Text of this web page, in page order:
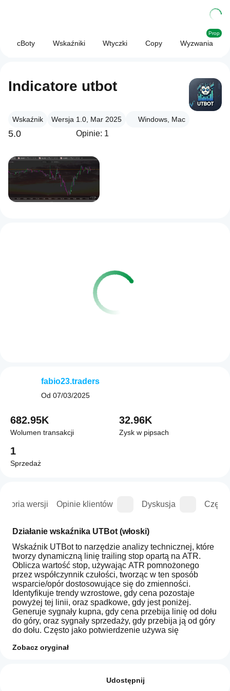
cBoty Wskaźniki Wtyczki Copy Wyzwania
Prop
Indicatore utbot
Wskaźnik Wersja 1.0, Mar 2025 Windows, Mac
5.0 Opinie: 1
wersji Opinie klientów Dyskusja
Działanie wskaźnika UTBot (włoski)
Wskaźnik UTBot to narzędzie analizy technicznej, które
tworzy dynamiczną linię trailing stop opartą na ATR.
Oblicza wartość stop, używając ATR pomnożonego
przez współczynnik czułości, tworząc w ten sposób
wsparcie/opór dostosowujące się do zmienności.
Identyfikuje trendy wzrostowe, gdy cena pozostaje
powyżej tej linii, oraz spadkowe, gdy jest poniżej.
Generuje sygnały kupna, gdy cena przebija linię od dołu
do góry, oraz sygnały sprzedaży, gdy przebija ją od góry
do dołu. Często jako potwierdzenie używa się
rynkach kierunkowych oraz w zarządzaniu
Zobacz oryginał
Udostępnij
fabio23.traders
Od 07/03/2025
682.95K
Wolumen transakcji
32.96K
Zysk w pipsach
1
Sprzedaż